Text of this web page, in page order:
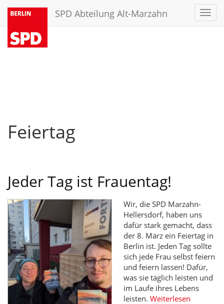
SPD Abteilung Alt-Marzahn
Feiertag
Jeder Tag ist Frauentag!
Wir, die SPD Marzahn-
Hellersdorf, haben uns
dafür stark gemacht, dass
der 8. März ein Feiertag in
Berlin ist. Jeden Tag sollte
sich jede Frau selbst feiern
und feiern lassen! Dafür,
was sie täglich leisten und
im Laufe ihres Lebens
leisten. Weiterlesen